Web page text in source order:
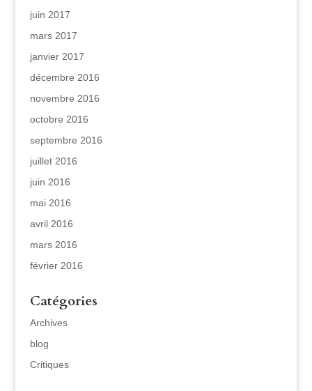
juin 2017
mars 2017
janvier 2017
décembre 2016
novembre 2016
octobre 2016
septembre 2016
juillet 2016
juin 2016
mai 2016
avril 2016
mars 2016
février 2016
Catégories
Archives
blog
Critiques